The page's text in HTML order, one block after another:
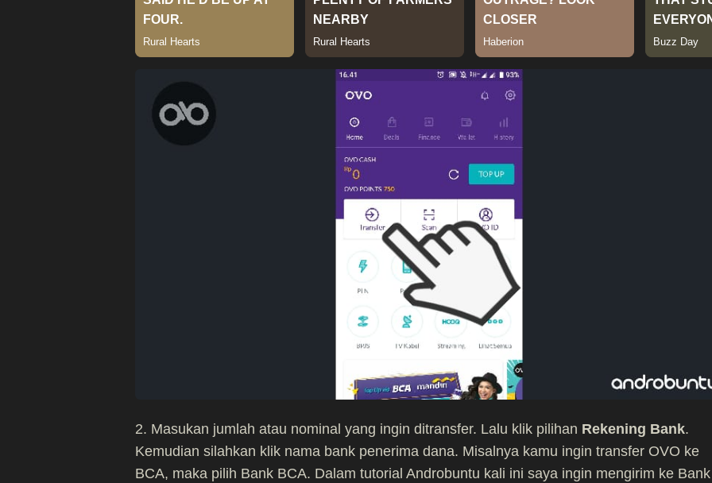
2. Masukan jumlah atau nominal yang ingin ditransfer. Lalu klik pilihan Rekening Bank.
Kemudian silahkan klik nama bank penerima dana. Misalnya kamu ingin transfer OVO ke
BCA, maka pilih Bank BCA. Dalam tutorial Androbuntu kali ini saya ingin mengirim ke Bank